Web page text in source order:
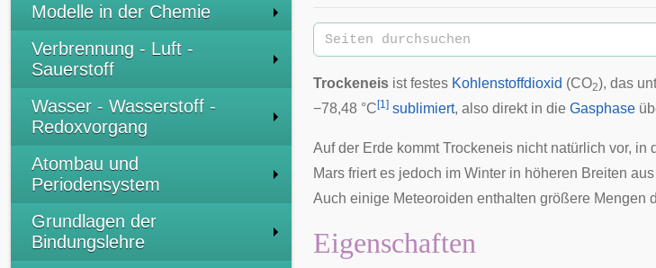
Modelle in der Chemie
Verbrennung - Luft -
Sauerstoff
Wasser - Wasserstoff -
Redoxvorgang
Atombau und
Periodensystem
Grundlagen der
Bindungslehre
Trockeneis ist festes Kohlenstoffdioxid (CO2), das
−78,48 °C [1] sublimiert, also direkt in die Gasphase
Auf der Erde kommt Trockeneis nicht natürlich vor, in
Mars friert es jedoch im Winter in höheren Breiten
Auch einige Meteoroiden enthalten größere Mengen
Eigenschaften